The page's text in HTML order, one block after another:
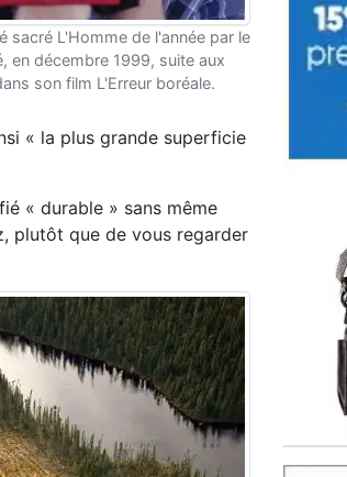
sacré L'Homme de l'année par le
en décembre 1999, suite aux
son film L'Erreur boréale.
« la plus grande superficie
« durable » sans même
plutôt que de vous regarder